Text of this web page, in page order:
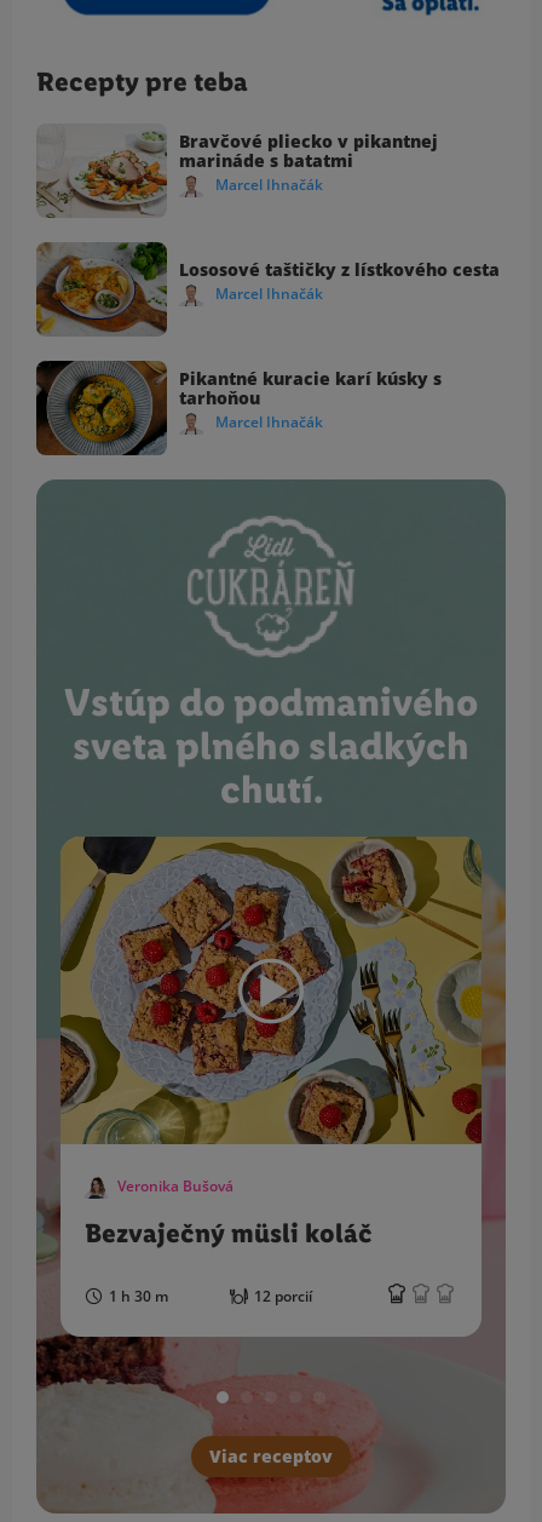
Recepty pre teba
Bravčové pliecko v pikantnej
marináde s batatmi
Marcel Ihnačák
Lososové taštičky z lístkového cesta
Marcel Ihnačák
Pikantné kuracie karí kúsky s
tarhoňou
Marcel Ihnačák
Vstúp do podmanivého
sveta plného sladkých
chutí.
Veronika Bušová
Bezvaječný müsli koláč
1 h 30 m 12 porcií
Viac receptov